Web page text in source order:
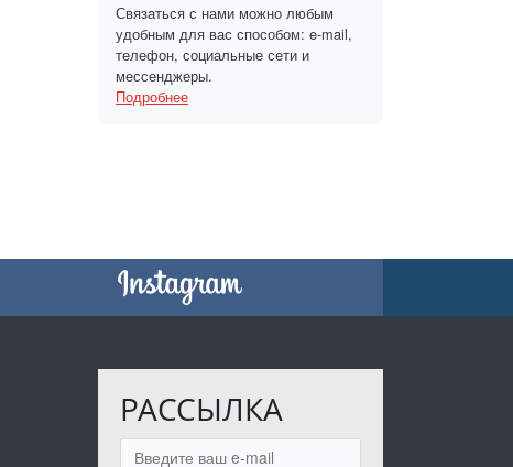
Связаться с нами можно любым
удобным для вас способом: e-mail,
телефон, социальные сети и
мессенджеры.
Подробнее
РАССЫЛКА